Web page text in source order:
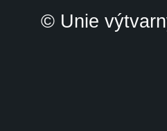
© Unie